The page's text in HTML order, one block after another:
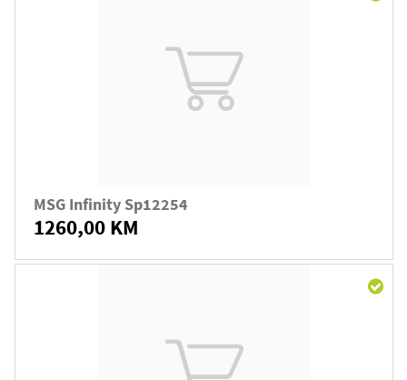
MSG Infinity Sp12254
1260,00 KM